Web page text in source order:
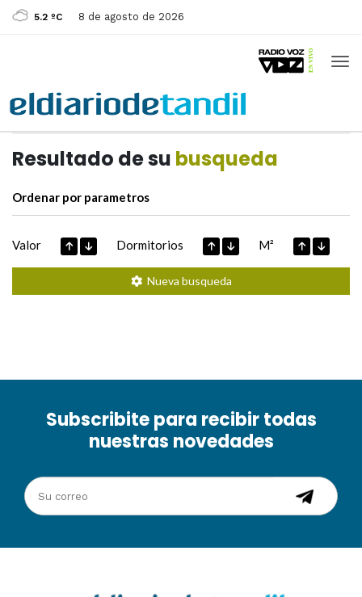
5.2 ºC 8 de agosto de 2026
Resultado de su busqueda
Ordenar por parametros
Valor Dormitorios M²
Nueva busqueda
Subscribite para recibir todas
nuestras novedades